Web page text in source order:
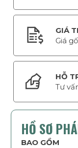
GIÁ
Giá
HỖ
Tư
HỒ SƠ
BAO GỒM